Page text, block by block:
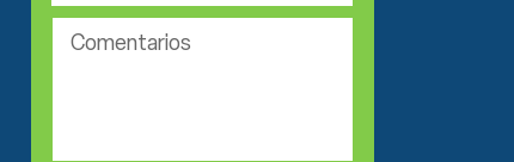
práctica
Comentarios